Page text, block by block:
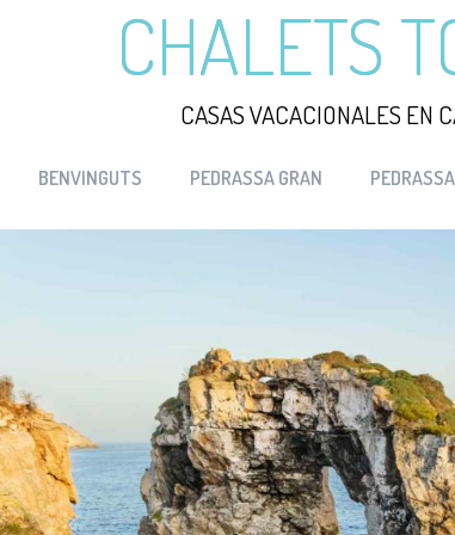
CHALETS
CASAS VACACIONALES EN
BENVINGUTS PEDRASSA GRAN